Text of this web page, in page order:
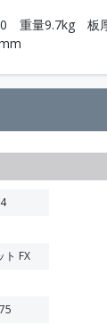
重量9.7kg 板
ト FX